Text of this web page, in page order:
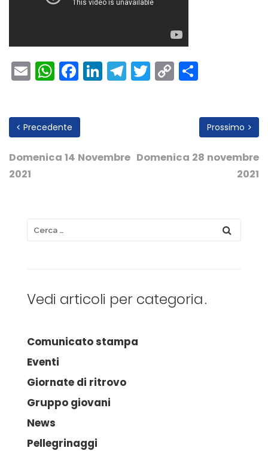
EmailWhatsApp
Facebook
LinkedIn
Telegram
Twitter
Copy
Link
Precedente
Domenica 14 Novembre
2021
Prossimo
Domenica 28 novembre
2021
Vedi articoli per categoria
Comunicato stampa
Eventi
Giornate di ritrovo
Gruppo giovani
News
Pellegrinaggi